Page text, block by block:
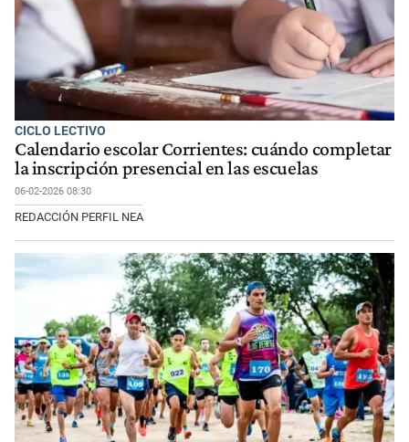
CICLO LECTIVO
Calendario escolar Corrientes: cuándo completar
la inscripción presencial en las escuelas
06-02-2026 08:30
REDACCIÓN PERFIL NEA